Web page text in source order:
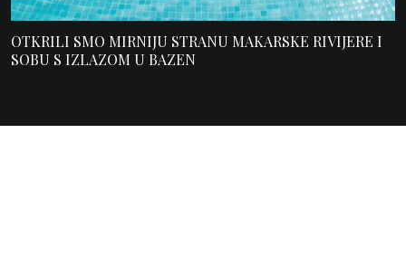
OTKRILI SMO MIRNIJU STRANU MAKARSKE RIVIJERE I
SOBU S IZLAZOM U BAZEN